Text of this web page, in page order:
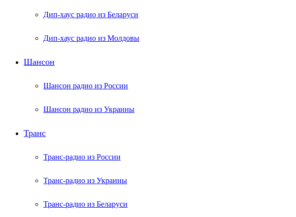
Дип-хаус радио из Беларуси
Дип-хаус радио из Молдовы
Шансон
Шансон радио из России
Шансон радио из Украины
Транс
Транс-радио из России
Транс-радио из Украины
Транс-радио из Беларуси